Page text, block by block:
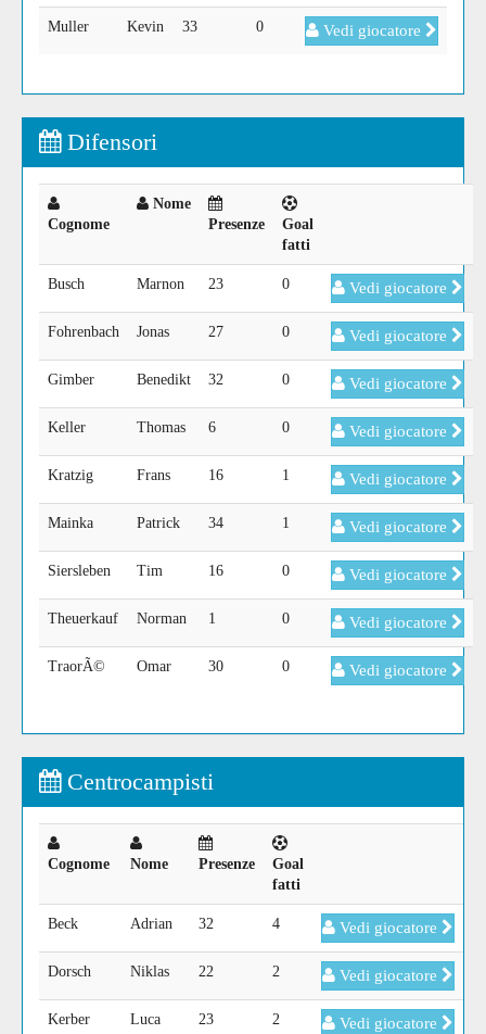
Muller Kevin 33 0 Vedi giocatore
Difensori
Cognome
Nome
Presenze
Goal
fatti
Busch Marnon 23 0 Vedi giocatore
Fohrenbach Jonas 27 0 Vedi giocatore
Gimber Benedikt 32 0 Vedi giocatore
Keller Thomas 6 0 Vedi giocatore
Kratzig Frans 16 1 Vedi giocatore
Mainka Patrick 34 1 Vedi giocatore
Siersleben Tim 16 0 Vedi giocatore
Theuerkauf Norman 1 0 Vedi giocatore
TraorÃ© Omar 30 0 Vedi giocatore
Centrocampisti
Cognome Nome Presenze
Goal
fatti
Beck Adrian 32 4 Vedi giocatore
Dorsch Niklas 22 2 Vedi giocatore
Kerber Luca 23 2 Vedi giocatore